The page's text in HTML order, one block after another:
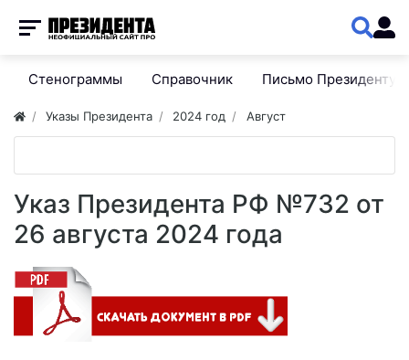
Стенограммы Справочник Письмо Президенту
Указы Президента 2024 год Август
Указ Президента РФ №732 от
26 августа 2024 года